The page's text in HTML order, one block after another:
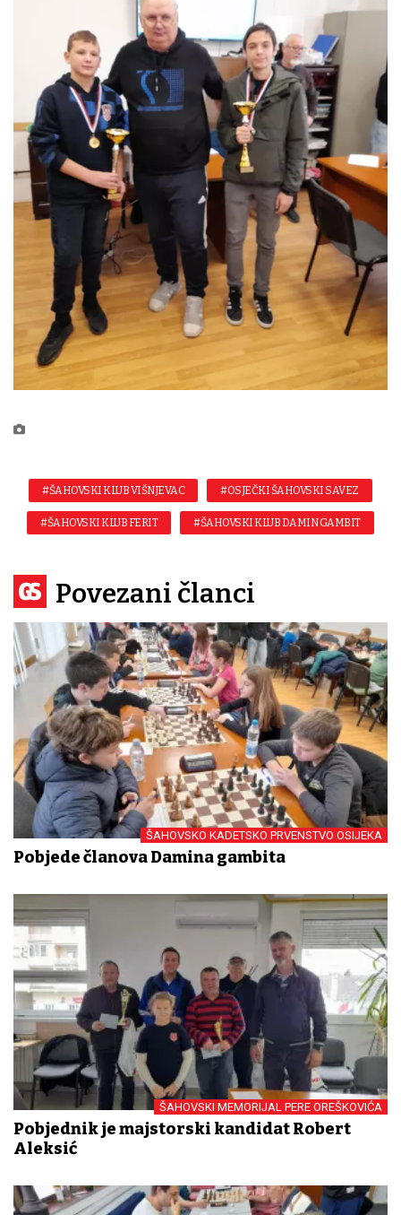
#ŠAHOVSKI KLUB VIŠNJEVAC #OSJEČKI ŠAHOVSKI SAVEZ
#ŠAHOVSKI KLUB FERIT #ŠAHOVSKI KLUB DAMIN GAMBIT
Povezani članci
ŠAHOVSKO KADETSKO PRVENSTVO OSIJEKA
Pobjede članova Damina gambita
ŠAHOVSKI MEMORIJAL PERE OREŠKOVIĆA
Pobjednik je majstorski kandidat Robert
Aleksić